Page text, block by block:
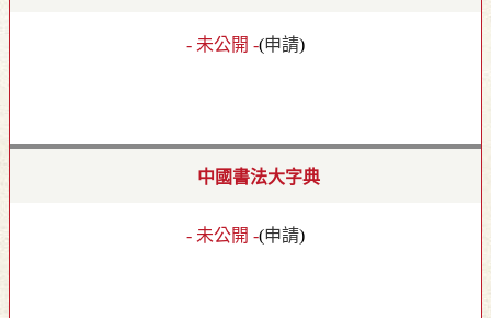
- 未公開 -(申請)
中國書法大字典
- 未公開 -(申請)